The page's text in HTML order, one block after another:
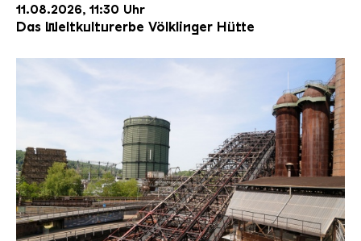
11.08.2026, 11:30 Uhr
Das Weltkulturerbe Völklinger Hütte